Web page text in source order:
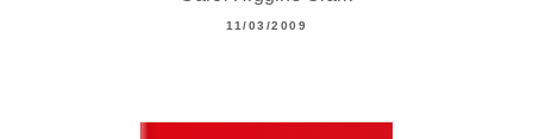
11/03/2009